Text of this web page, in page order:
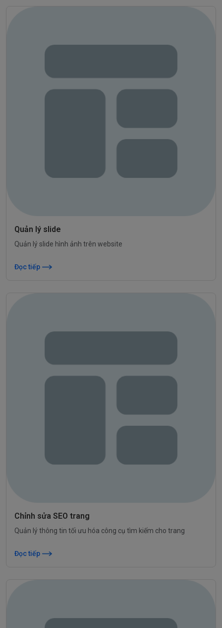
Quản lý slide
Quản lý slide hình ảnh trên website
Đọc tiếp
Chỉnh sửa SEO trang
Quản lý thông tin tối ưu hóa công cụ tìm kiếm cho trang
Đọc tiếp